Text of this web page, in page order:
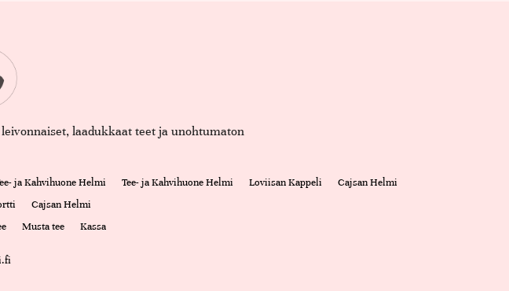
laadukkaat teet ja unohtumaton
ja Kahvihuone Helmi Tee- ja Kahvihuone Helmi Loviisan Kappeli
Cajsan Helmi
Cajsan Helmi
Musta tee Kassa